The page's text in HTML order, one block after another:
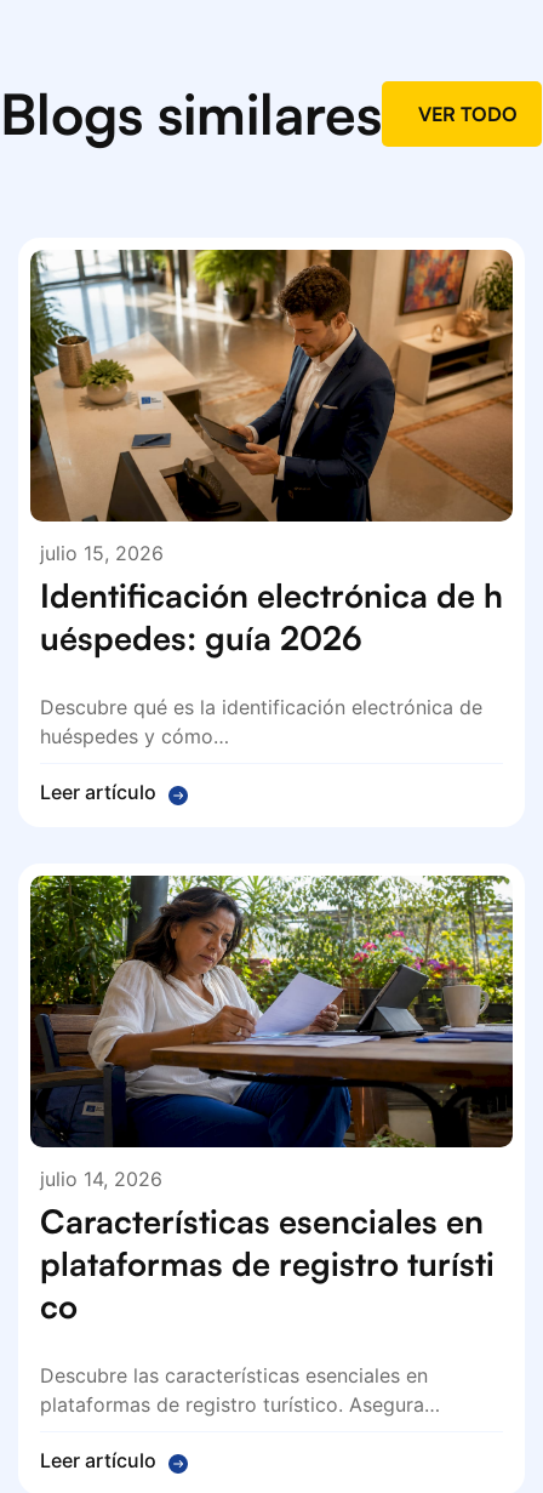
Blogs similares VER TODO
julio 15, 2026
Identificación electrónica de h
uéspedes: guía 2026
Descubre qué es la identificación electrónica de
huéspedes y cómo…
Leer artículo
julio 14, 2026
Características esenciales en
plataformas de registro turísti
co
Descubre las características esenciales en
plataformas de registro turístico. Asegura…
Leer artículo